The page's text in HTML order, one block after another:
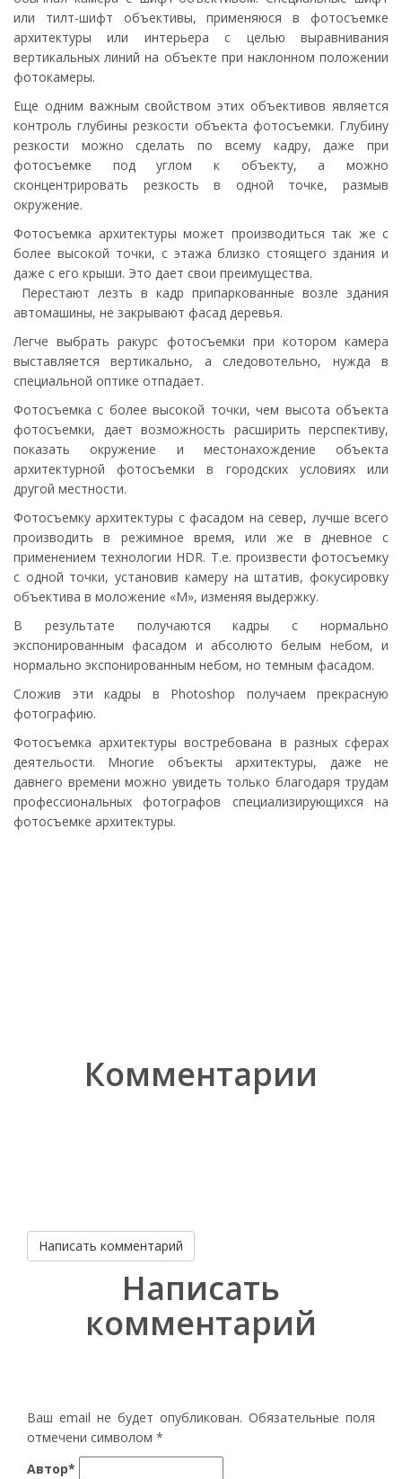
или тилт-шифт объективы, применяюся в фотосъемке
архитектуры или интерьера с целью выравнивания
вертикальных линий на объекте при наклонном положении
фотокамеры.
Еще одним важным свойством этих объективов является
контроль глубины резкости объекта фотосъемки. Глубину
резкости можно сделать по всему кадру, даже при
фотосъемке под углом к объекту, а можно
сконцентрировать резкость в одной точке, размыв
окружение.
Фотосъемка архитектуры может производиться так же с
более высокой точки, с этажа близко стоящего здания и
даже с его крыши. Это дает свои преимущества.
Перестают лезть в кадр припаркованные возле здания
автомашины, не закрывают фасад деревья.
Легче выбрать ракурс фотосъемки при котором камера
выставляется вертикально, а следовотельно, нужда в
специальной оптике отпадает.
Фотосъемка с более высокой точки, чем высота объекта
фотосъемки, дает возможность расширить перспективу,
показать окружение и местонахождение объекта
архитектурной фотосъемки в городских условиях или
другой местности.
Фотосъемку архитектуры с фасадом на север, лучше всего
производить в режимное время, или же в дневное с
применением технологии HDR. Т.е. произвести фотосъемку
с одной точки, установив камеру на штатив, фокусировку
объектива в моложение «М», изменяя выдержку.
В результате получаются кадры с нормально
экспонированным фасадом и абсолюто белым небом, и
нормально экспонированным небом, но темным фасадом.
Сложив эти кадры в Photoshop получаем прекрасную
фотографию.
Фотосъемка архитектуры востребована в разных сферах
деятельости. Многие объекты архитектуры, даже не
давнего времени можно увидеть только благодаря трудам
профессиональных фотографов специализирующихся на
фотосъемке архитектуры.
Комментарии
Написать комментарий
Написать
комментарий
Ваш email не будет опубликован. Обязательные поля
отмечени символом *
Автор*